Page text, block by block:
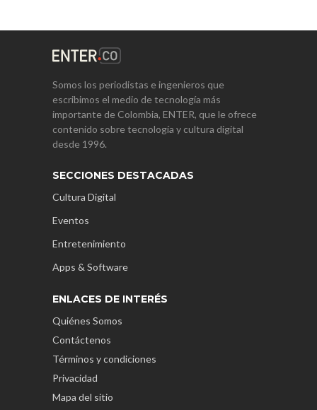
Somos los periodistas e ingenieros que
escribimos el medio de tecnología más
importante de Colombia, ENTER, que le ofrece
contenido sobre tecnología y cultura digital
desde 1996.
SECCIONES DESTACADAS
Cultura Digital
Eventos
Entretenimiento
Apps & Software
ENLACES DE INTERÉS
Quiénes Somos
Contáctenos
Términos y condiciones
Privacidad
Mapa del sitio